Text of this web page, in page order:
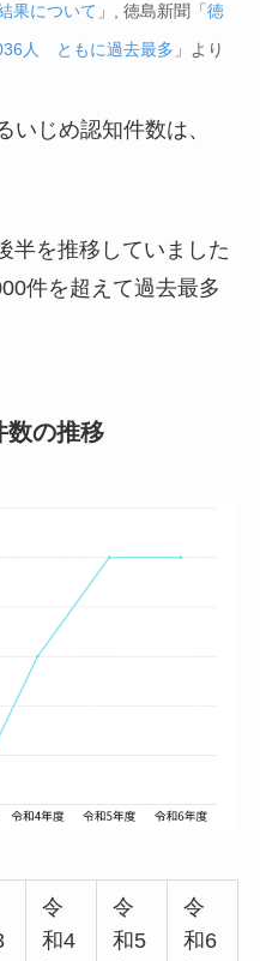
果について 」, 徳島新聞「 徳
人 ともに過去最多 」より
いじめ認知件数は、
半を推移していました
件を超えて過去最多
数の推移
令
和4
令
和5
令
和6